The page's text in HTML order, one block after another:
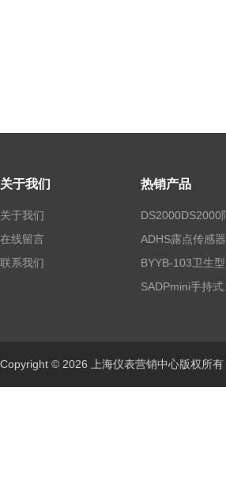
关于我们
关于我们
在线留言
联系我们
热销产品
ADHS露点传感器
Copyright © 2026 上海仪表营销中心版权所有